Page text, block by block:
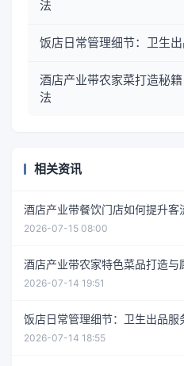
法
饭店日常管理细节：卫生
酒店产业带农家菜打造秘
法
相关资讯
酒店产业带餐饮门店如何提升
2026-07-15 08:00
酒店产业带农家特色菜品打造
2026-07-14 19:51
饭店日常管理细节：卫生出品服
2026-07-14 18:55